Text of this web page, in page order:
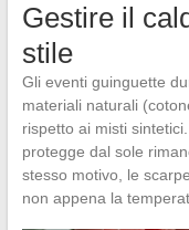
Gestire il
stile
Gli eventi guinguette
materiali naturali
rispetto ai misti
protegge dal sole
stesso motivo, le
non appena la